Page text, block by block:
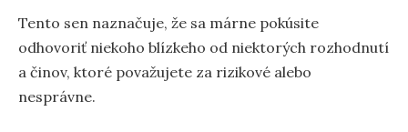
Tento sen naznačuje, že sa márne pokúsite
odhovoriť niekoho blízkeho od niektorých rozhodnutí
a činov, ktoré považujete za rizikové alebo
nesprávne.